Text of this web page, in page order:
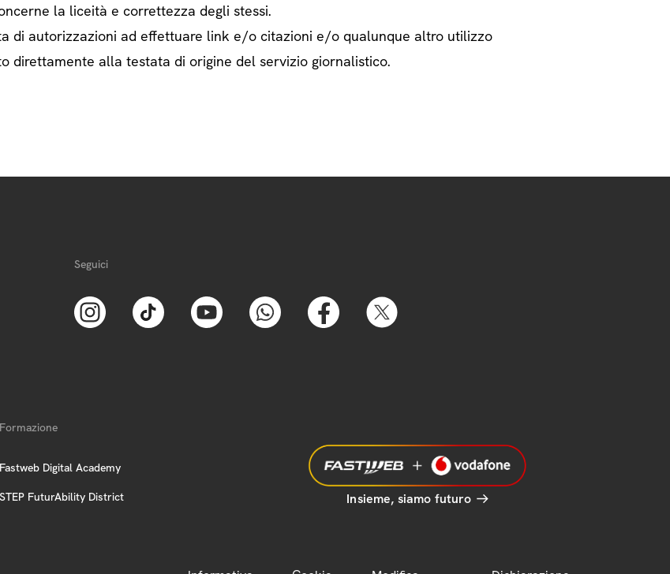
la liceità e correttezza degli stessi.
di autorizzazioni ad effettuare link e/o citazioni e/o qualunque altro utilizzo
direttamente alla testata di origine del servizio giornalistico.
Seguici
Formazione
Fastweb Digital Academy
STEP FuturAbility District Insieme, siamo futuro